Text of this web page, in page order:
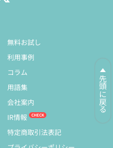
先頭に戻る
無料お試し
利用事例
コラム
用語集
会社案内
IR情報
特定商取引法表記